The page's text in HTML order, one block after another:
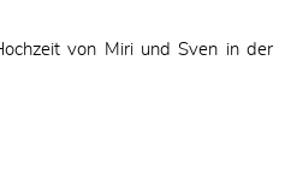
von Miri und Sven in der